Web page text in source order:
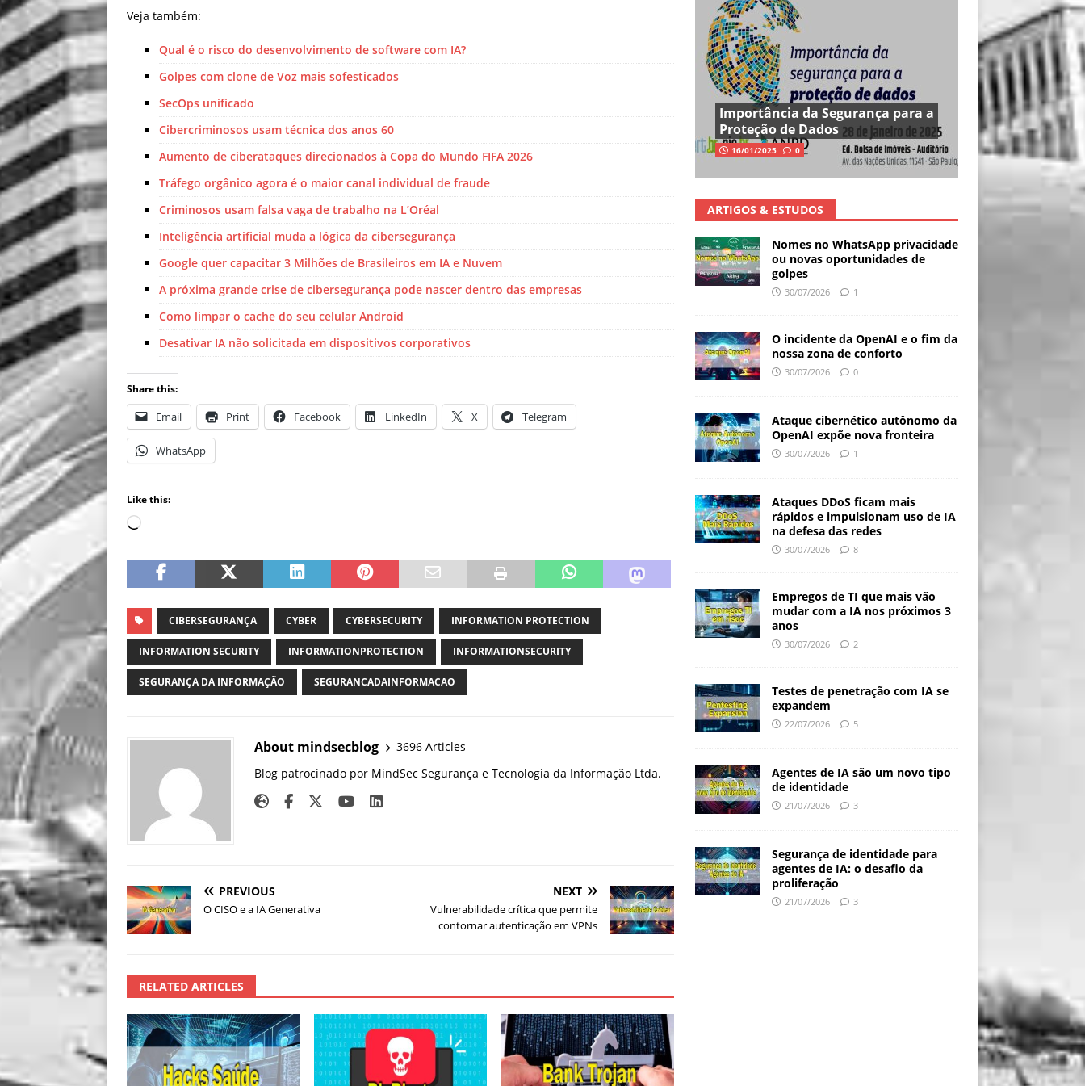
Veja também:
Qual é o risco do desenvolvimento de software com IA?
Golpes com clone de Voz mais sofesticados
SecOps unificado
Cibercriminosos usam técnica dos anos 60
Aumento de ciberataques direcionados à Copa do Mundo FIFA 2026
Tráfego orgânico agora é o maior canal individual de fraude
Criminosos usam falsa vaga de trabalho na L’Oréal
Inteligência artificial muda a lógica da cibersegurança
Google quer capacitar 3 Milhões de Brasileiros em IA e Nuvem
A próxima grande crise de cibersegurança pode nascer dentro das empresas
Como limpar o cache do seu celular Android
Desativar IA não solicitada em dispositivos corporativos
Share this:
Email Print Facebook LinkedIn X Telegram
WhatsApp
Like this:
CIBERSEGURANÇA CYBER CYBERSECURITY INFORMATION PROTECTION
INFORMATION SECURITY INFORMATIONPROTECTION INFORMATIONSECURITY
SEGURANÇA DA INFORMAÇÃO SEGURANCADAINFORMACAO
About mindsecblog
3696 Articles
Blog patrocinado por MindSec Segurança e Tecnologia da Informação Ltda.
PREVIOUS
O CISO e a IA Generativa
NEXT
Vulnerabilidade crítica que permite
contornar autenticação em VPNs
RELATED ARTICLES
Importância da Segurança para a
Proteção de Dados
16/01/2025 0
ARTIGOS & ESTUDOS
Nomes no WhatsApp privacidade
ou novas oportunidades de
golpes
30/07/2026 1
O incidente da OpenAI e o fim da
nossa zona de conforto
30/07/2026 0
Ataque cibernético autônomo da
OpenAI expõe nova fronteira
30/07/2026 1
Ataques DDoS ficam mais
rápidos e impulsionam uso de IA
na defesa das redes
30/07/2026 8
Empregos de TI que mais vão
mudar com a IA nos próximos 3
anos
30/07/2026 2
Testes de penetração com IA se
expandem
22/07/2026 5
Agentes de IA são um novo tipo
de identidade
21/07/2026 3
Segurança de identidade para
agentes de IA: o desafio da
proliferação
21/07/2026 3